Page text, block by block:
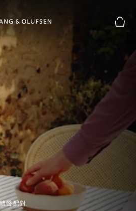
聲配對